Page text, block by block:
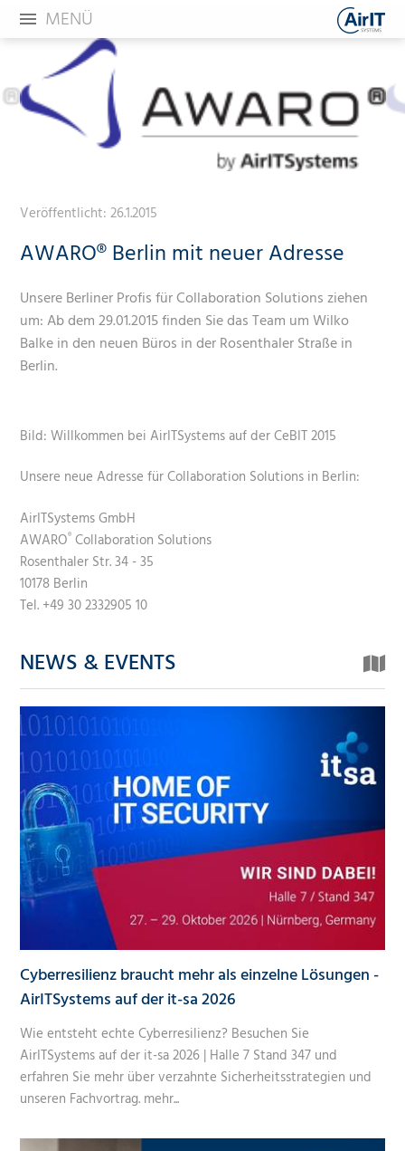
MENÜ
Veröffentlicht:26.1.2015
AWARO® Berlin mit neuer Adresse
Unsere Berliner Profis für Collaboration Solutions ziehen
um: Ab dem 29.01.2015 finden Sie das Team um Wilko
Balke in den neuen Büros in der Rosenthaler Straße in
Berlin.
Bild: Willkommen bei AirITSystems auf der CeBIT 2015
Unsere neue Adresse für Collaboration Solutions in Berlin:
AirITSystems GmbH
AWARO® Collaboration Solutions
Rosenthaler Str. 34 - 35
10178 Berlin
Tel. +49 30 2332905 10
NEWS & EVENTS
Cyberresilienz braucht mehr als einzelne Lösungen -
AirITSystems auf der it-sa 2026
Wie entsteht echte Cyberresilienz? Besuchen Sie
AirITSystems auf der it-sa 2026 | Halle 7 Stand 347 und
erfahren Sie mehr über verzahnte Sicherheitsstrategien und
unseren Fachvortrag. mehr...